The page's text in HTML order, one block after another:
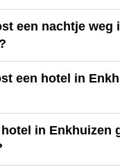
een nachtje weg
een hotel in
in Enkhuizen